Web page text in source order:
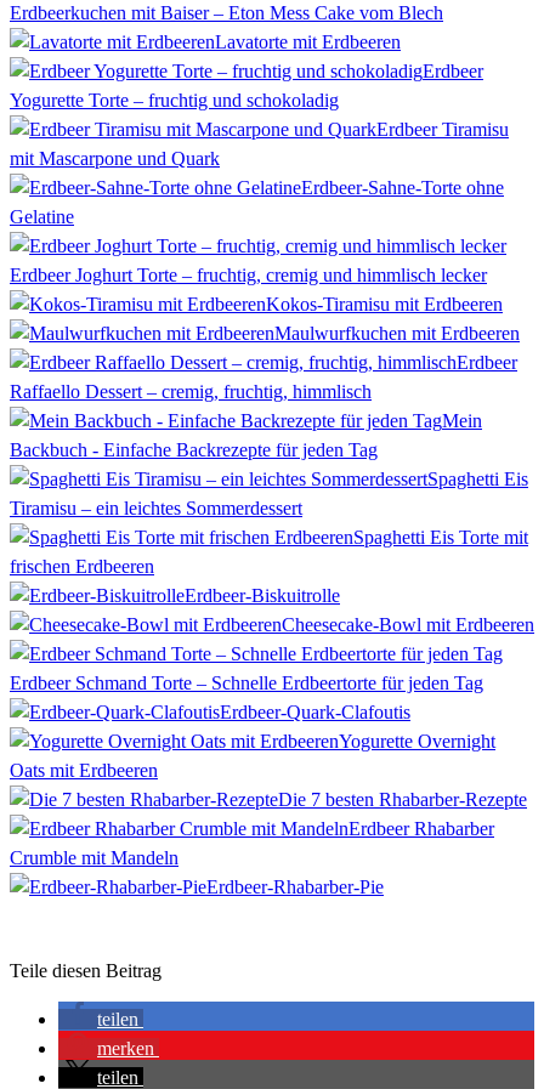
Erdbeerkuchen mit Baiser – Eton Mess Cake vom Blech
Lavatorte mit Erdbeeren
Erdbeer
Yogurette Torte – fruchtig und schokoladig
Erdbeer Tiramisu
mit Mascarpone und Quark
Erdbeer-Sahne-Torte ohne
Gelatine
Erdbeer Joghurt Torte – fruchtig, cremig und himmlisch lecker
Kokos-Tiramisu mit Erdbeeren
Maulwurfkuchen mit Erdbeeren
Erdbeer
Raffaello Dessert – cremig, fruchtig, himmlisch
Mein
Backbuch - Einfache Backrezepte für jeden Tag
Spaghetti Eis
Tiramisu – ein leichtes Sommerdessert
Spaghetti Eis Torte mit
frischen Erdbeeren
Erdbeer-Biskuitrolle
Cheesecake-Bowl mit Erdbeeren
Erdbeer Schmand Torte – Schnelle Erdbeertorte für jeden Tag
Erdbeer-Quark-Clafoutis
Yogurette Overnight
Oats mit Erdbeeren
Die 7 besten Rhabarber-Rezepte
Erdbeer Rhabarber
Crumble mit Mandeln
Erdbeer-Rhabarber-Pie
Teile diesen Beitrag
teilen
merken
teilen